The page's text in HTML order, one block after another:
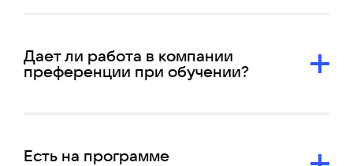
Дает ли работа в компании
преференции при обучении?
Есть на программе